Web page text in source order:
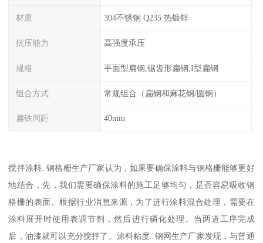
材质 304不锈钢 Q235 热镀锌
抗压能力 高强度承压
规格 平面型扁钢,锯齿形扁钢,I型扁钢
组合方式 常规组合（扁钢和麻花钢/圆钢）
扁铁间距 40mm
搅拌涂料: 钢格栅生产厂家认为，如果要确保涂料与钢格栅能够更好
地结合，先，我们需要确保涂料的施工足够均匀，是否容易吸收钢
格栅的表面。根据行业消息来源，为了进行涂料混合处理，需要在
涂料展开时使用表调节剂，然后进行磷化处理。当两道工序完成
后，油漆就可以充分搅拌了。涂料粘度: 钢网生产厂家发现，与普通